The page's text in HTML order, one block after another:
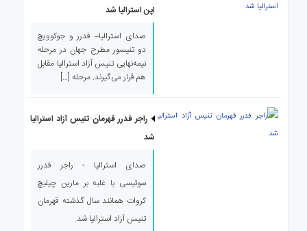
اپن استرالیا شد
صدای استرالیا– فدرر و جوکوویچ
دو تنیسور مطرح جهان در مرحله
نیمه‌نهایی تنیس آزاد استرالیا مقابل
هم قرار می‌گیرند. مرحله […]
راجر فدرر قهرمان تنیس آزاد استرالیا
شد
صدای استرالیا - راجر فدرر
سوئیسی با غلبه بر مارین چیلیچ
کروات همانند سال گذشته قهرمان
تنیس آزاد استرالیا شد.